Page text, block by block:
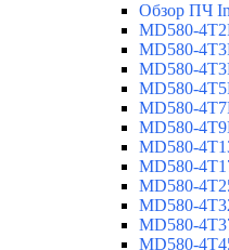
Обзор ПЧ
MD580-
MD580-
MD580-
MD580-
MD580-
MD580-
MD580-
MD580-
MD580-
MD580-
MD580-
MD580-